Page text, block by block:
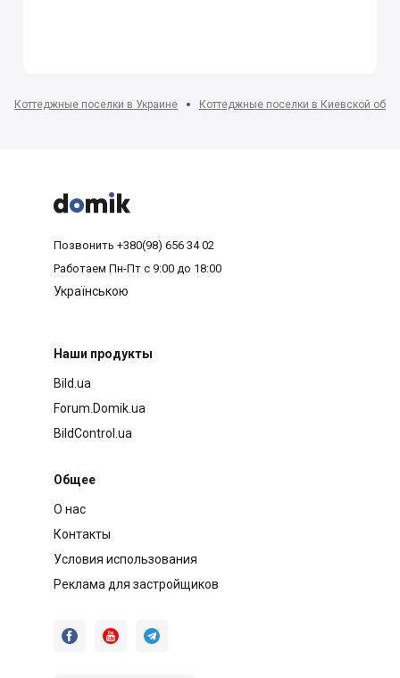
Коттеджные поселки в Украине Коттеджные поселки в Киевской



Позвонить +380(98) 656 34 02
Работаем Пн-Пт с 9:00 до 18:00
Українською
Наши продукты
Bild.ua
Forum.Domik.ua
BildControl.ua
Общее
О нас
Контакты
Условия использования
Реклама для застройщиков
  